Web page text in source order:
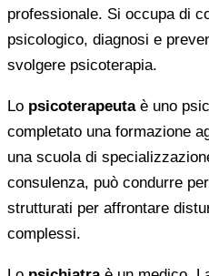
professionale. Si occupa di
psicologico, diagnosi e
svolgere psicoterapia.
Lo psicoterapeutaè uno
completato una formazione
una scuola di
consulenza, può condurre
strutturati per affrontare
complessi.